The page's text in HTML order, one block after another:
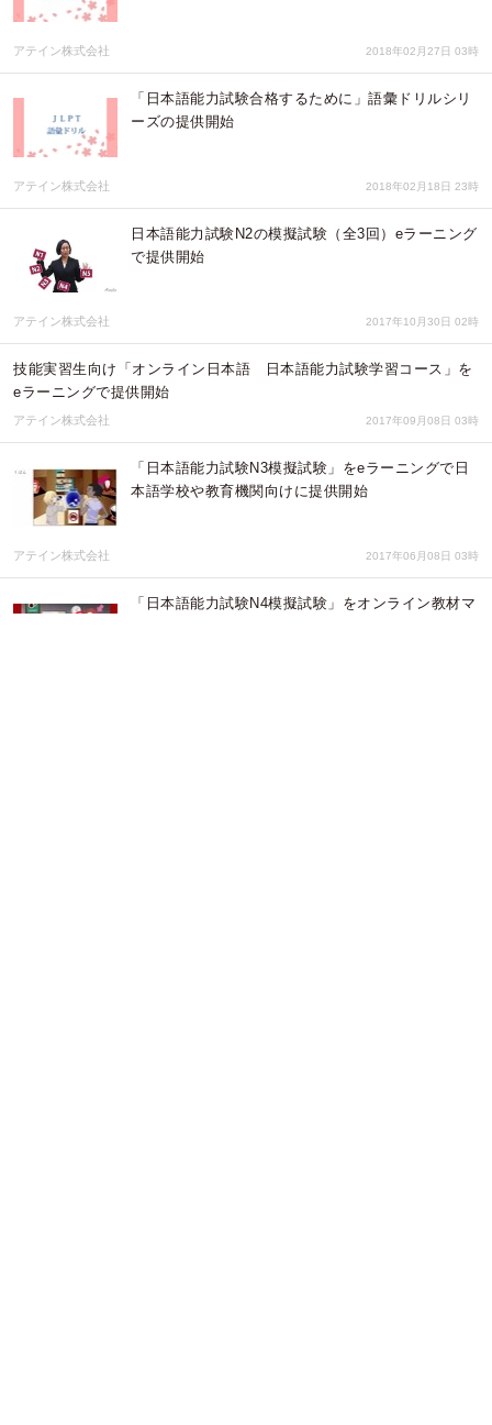
アテイン株式会社 2018年02月27日 03時
「日本語能力試験合格するために」語彙ドリルシリ
ーズの提供開始
アテイン株式会社 2018年02月18日 23時
日本語能力試験N2の模擬試験（全3回）eラーニング
で提供開始
アテイン株式会社 2017年10月30日 02時
技能実習生向け「オンライン日本語 日本語能力試験学習コース」を
eラーニングで提供開始
アテイン株式会社 2017年09月08日 03時
「日本語能力試験N3模擬試験」をeラーニングで日
本語学校や教育機関向けに提供開始
アテイン株式会社 2017年06月08日 03時
「日本語能力試験N4模擬試験」をオンライン教材マ